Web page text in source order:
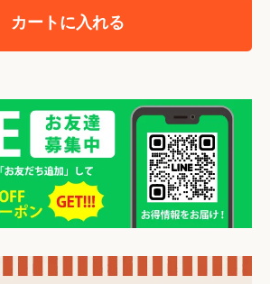
カートに入れる